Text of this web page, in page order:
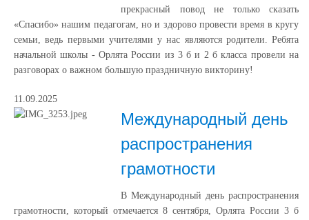
прекрасный повод не только сказать
«Спасибо» нашим педагогам, но и здорово провести время в кругу
семьи, ведь первыми учителями у нас являются родители. Ребята
начальной школы - Орлята России из 3 б и 2 б класса провели на
разговорах о важном большую праздничную викторину!
11.09.2025
Международный день
распространения
грамотности
В Международный день распространения
грамотности, который отмечается 8 сентября, Орлята России 3 б